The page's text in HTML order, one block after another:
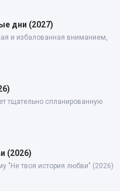
дни (2027)
и избалованная вниманием,
тщательно спланированную
(2026)
"Не твоя история любви" (2026)